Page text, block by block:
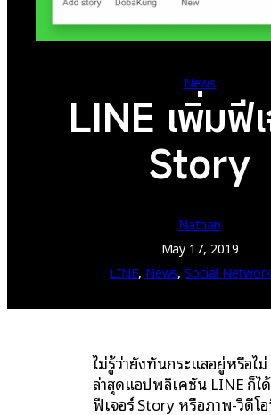
News
LINE เพิ่มฟี
Story
Nathan
May 17, 2019
LINE, News, Social
ไม่รู้ว่ายังทันกระแสอยู่หรือไ
ล่าสุดแอปพลิเคชัน LINE ก็ไ
ฟีเจอร์ Story หรือภาพ-วิดีโ